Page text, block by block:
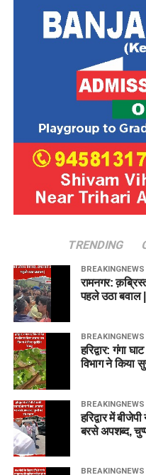
TRENDING
BREAKINGNEWS
रामनगर:
पहले उठा बवाल |
BREAKINGNEWS
हरिद्वार: गंगा
विभाग ने किया
BREAKINGNEWS
हरिद्वार में
बरसे अपशब्द,
BREAKINGNEWS